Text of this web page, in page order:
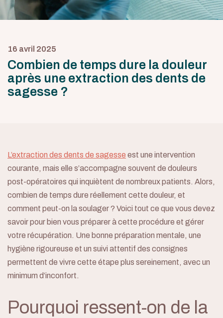
16 avril 2025
Combien de temps dure la douleur
après une extraction des dents de
sagesse ?
L’extraction des dents de sagesse est une intervention
courante, mais elle s’accompagne souvent de douleurs
post-opératoires qui inquiètent de nombreux patients. Alors,
combien de temps dure réellement cette douleur, et
comment peut-on la soulager ? Voici tout ce que vous devez
savoir pour bien vous préparer à cette procédure et gérer
votre récupération. Une bonne préparation mentale, une
hygiène rigoureuse et un suivi attentif des consignes
permettent de vivre cette étape plus sereinement, avec un
minimum d’inconfort.
Pourquoi ressent-on de la